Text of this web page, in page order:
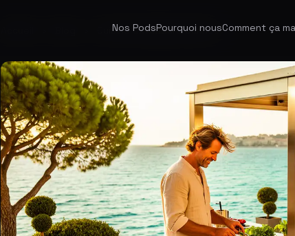
Nos PodsPourquoi nousComment ça
Cuisine extérieure Cannes